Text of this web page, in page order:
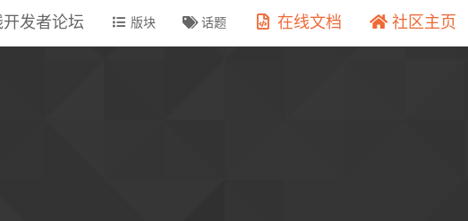
发者论坛 版块 话题 在线文档 社区主页